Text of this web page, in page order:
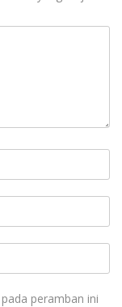
peramban ini